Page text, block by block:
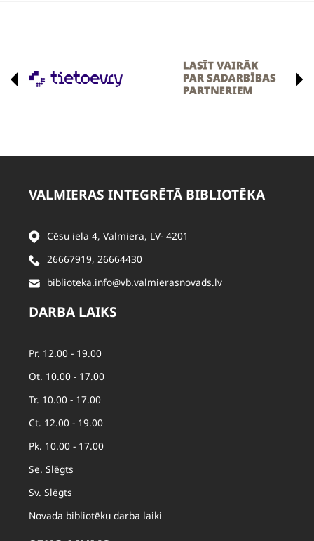
VALMIERAS INTEGRĒTĀ BIBLIOTĒKA
Cēsu iela 4, Valmiera, LV- 4201
26667919, 26664430
biblioteka.info@vb.valmierasnovads.lv
DARBA LAIKS
Pr. 12.00 - 19.00
Ot. 10.00 - 17.00
Tr. 10.00 - 17.00
Ct. 12.00 - 19.00
Pk. 10.00 - 17.00
Se. Slēgts
Sv. Slēgts
Novada bibliotēku darba laiki